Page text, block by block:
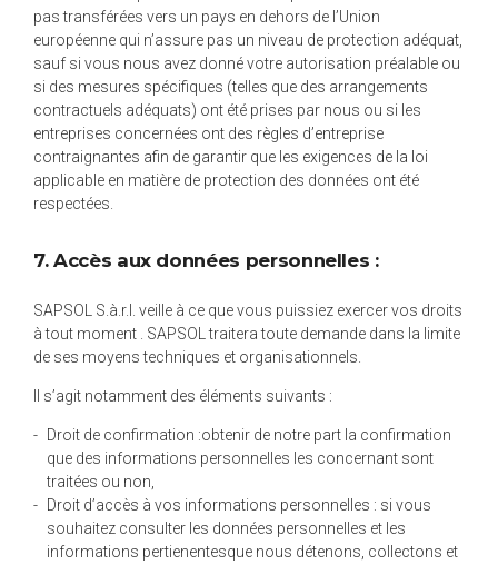
pas transférées vers un pays en dehors de l’Union
européenne qui n’assure pas un niveau de protection adéquat,
sauf si vous nous avez donné votre autorisation préalable ou
si des mesures spécifiques (telles que des arrangements
contractuels adéquats) ont été prises par nous ou si les
entreprises concernées ont des règles d’entreprise
contraignantes afin de garantir que les exigences de la loi
applicable en matière de protection des données ont été
respectées.
7. Accès aux données personnelles :
SAPSOL S.à.r.l. veille à ce que vous puissiez exercer vos droits
à tout moment . SAPSOL traitera toute demande dans la limite
de ses moyens techniques et organisationnels.
Il s’agit notamment des éléments suivants :
Droit de confirmation :obtenir de notre part la confirmation
que des informations personnelles les concernant sont
traitées ou non,
Droit d’accès à vos informations personnelles : si vous
souhaitez consulter les données personnelles et les
informations pertienentesque nous détenons, collectons et